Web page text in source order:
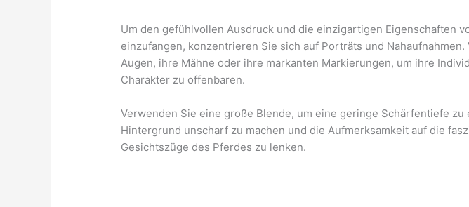
Um den gefühlvollen Ausdruck und die einzigartigen Eigenschaften
einzufangen, konzentrieren Sie sich auf Porträts und
Augen, ihre Mähne oder ihre markanten Markierungen, um ihre
Charakter zu offenbaren.
Verwenden Sie eine große Blende, um eine geringe Schärfentiefe zu
Hintergrund unscharf zu machen und die Aufmerksamkeit auf die
Gesichtszüge des Pferdes zu lenken.